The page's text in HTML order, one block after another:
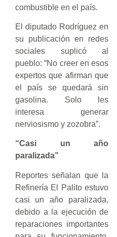
combustible en el país.
El diputado Rodríguez en
su publicación en redes
sociales suplicó al
pueblo: “No creer en esos
expertos que afirman que
el país se quedará sin
gasolina. Solo les
interesa generar
nerviosismo y zozobra”.
“Casi un año
paralizada”
Reportes señalan que la
Refinería El Palito estuvo
casi un año paralizada,
debido a la ejecución de
reparaciones importantes